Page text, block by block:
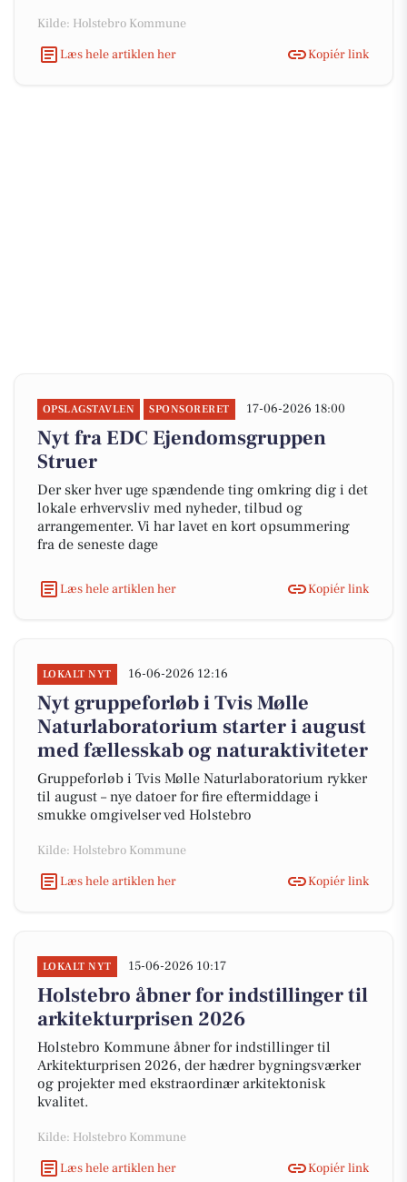
Kilde: Holstebro Kommune
Læs hele artiklen her
Kopiér link
OPSLAGSTAVLEN SPONSORERET 17-06-2026 18:00
Nyt fra EDC Ejen­doms­grup­pen
Struer
Der sker hver uge spændende ting omkring dig i det
lokale erhvervsliv med nyheder, tilbud og
arrangementer. Vi har lavet en kort opsummering
fra de seneste dage
Læs hele artiklen her Kopiér link
LOKALT NYT 16-06-2026 12:16
Nyt gruppeforløb i Tvis Mølle
Naturlaboratorium starter i august
med fællesskab og naturaktiviteter
Gruppeforløb i Tvis Mølle Naturlaboratorium rykker
til august – nye datoer for fire eftermiddage i
smukke omgivelser ved Holstebro
Kilde: Holstebro Kommune
Læs hele artiklen her
Kopiér link
LOKALT NYT 15-06-2026 10:17
Holstebro åbner for indstillinger til
arkitekturprisen 2026
Holstebro Kommune åbner for indstillinger til
Arkitekturprisen 2026, der hædrer bygningsværker
og projekter med ekstraordinær arkitektonisk
kvalitet.
Kilde: Holstebro Kommune
Læs hele artiklen her
Kopiér link